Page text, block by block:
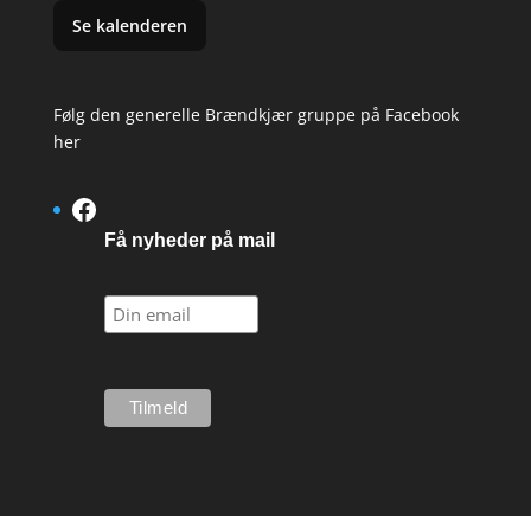
Se kalenderen
Følg den generelle Brændkjær gruppe på Facebook
her
Facebook
Få nyheder på mail